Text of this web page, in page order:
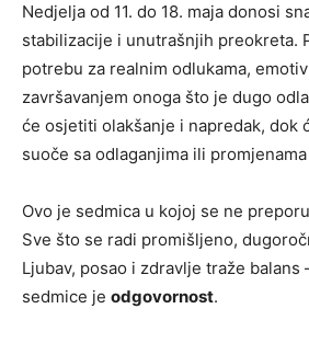
Nedjelja od 11. do 18. maja donosi
stabilizacije i unutrašnjih preokreta.
potrebu za realnim odlukama,
završavanjem onoga što je dugo
će osjetiti olakšanje i napredak, dok
suoče sa odlaganjima ili
Ovo je sedmica u kojoj se ne
Sve što se radi promišljeno,
Ljubav, posao i zdravlje traže balans
sedmice je odgovornost.